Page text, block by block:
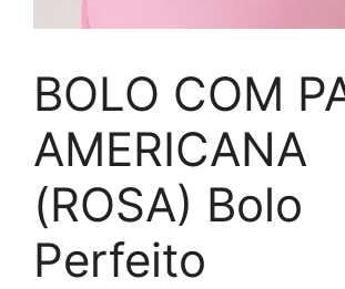
BOLO COM
AMERICANA
(ROSA) Bolo
Perfeito